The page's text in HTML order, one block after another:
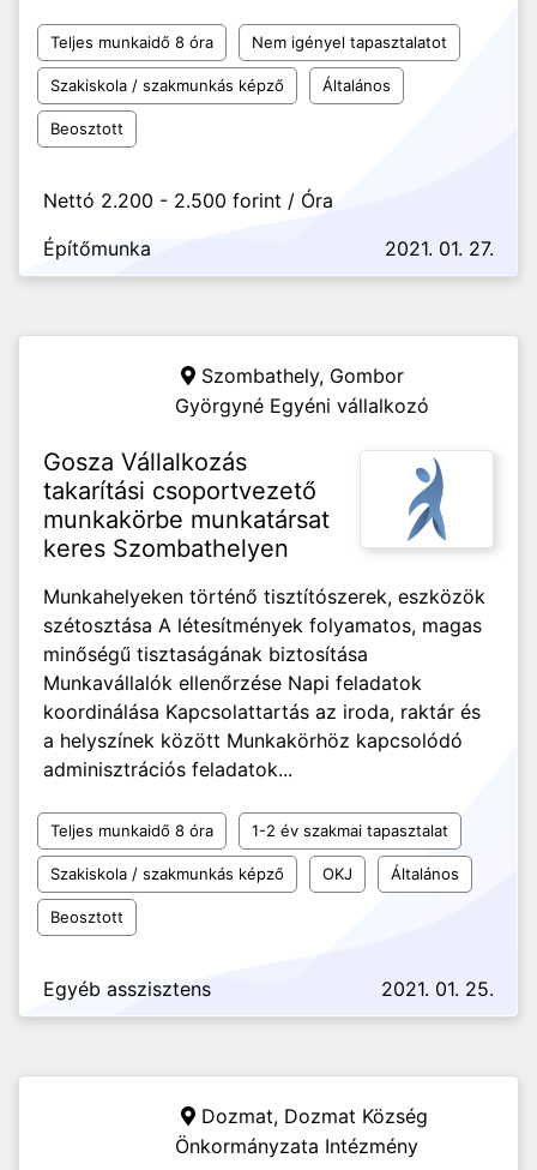
Teljes munkaidő 8 óra Nem igényel tapasztalatot
Szakiskola / szakmunkás képző Általános
Beosztott
Nettó 2.200 - 2.500 forint / Óra
Építőmunka
2021. 01. 27.
Szombathely, Gombor
Györgyné Egyéni vállalkozó
Gosza Vállalkozás
takarítási csoportvezető
munkakörbe munkatársat
keres Szombathelyen
Munkahelyeken történő tisztítószerek, eszközök
szétosztása A létesítmények folyamatos, magas
minőségű tisztaságának biztosítása
Munkavállalók ellenőrzése Napi feladatok
koordinálása Kapcsolattartás az iroda, raktár és
a helyszínek között Munkakörhöz kapcsolódó
adminisztrációs feladatok...
Teljes munkaidő 8 óra 1-2 év szakmai tapasztalat
Szakiskola / szakmunkás képző OKJ Általános
Beosztott
Egyéb asszisztens 2021. 01. 25.
Dozmat, Dozmat Község
Önkormányzata Intézmény